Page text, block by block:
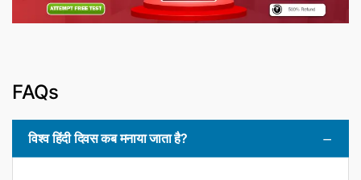
FAQs
विश्व हिंदी दिवस कब मनाया जाता है?